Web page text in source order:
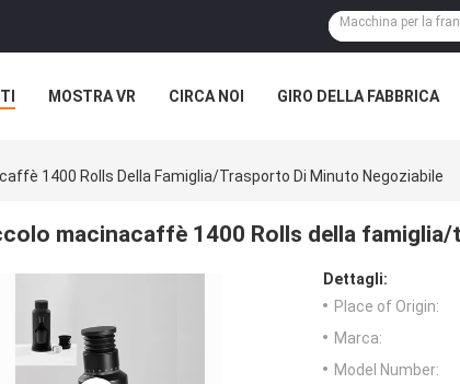
MOSTRA VR CIRCA NOI GIRO DELLA FABBRICA
1400 Rolls Della Famiglia/trasporto Di Minuto Negoziabile
macinacaffè 1400 Rolls della
Dettagli:
Place of Origin:
Marca:
Model Number: